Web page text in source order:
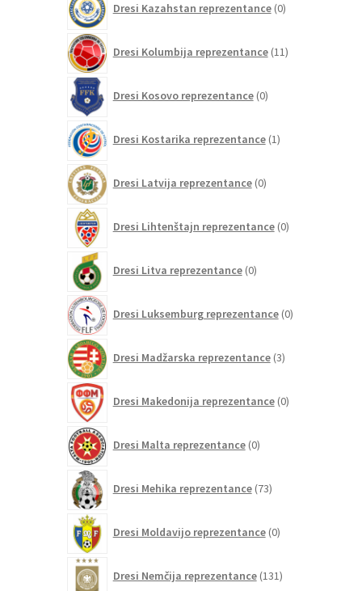
Dresi Kazahstan reprezentance 0izdelkov
Dresi Kolumbija reprezentance 11izdelkov
Dresi Kosovo reprezentance 0izdelkov
Dresi Kostarika reprezentance 1izdelek
Dresi Latvija reprezentance 0izdelkov
Dresi Lihtenštajn reprezentance 0izdelkov
Dresi Litva reprezentance 0izdelkov
Dresi Luksemburg reprezentance 0izdelkov
Dresi Madžarska reprezentance 3izdelki
Dresi Makedonija reprezentance 0izdelkov
Dresi Malta reprezentance 0izdelkov
Dresi Mehika reprezentance 73izdelkov
Dresi Moldavijo reprezentance 0izdelkov
Dresi Nemčija reprezentance 131izdelkov